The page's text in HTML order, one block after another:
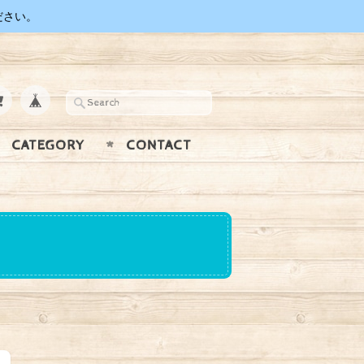
い。
CATEGORY CONTACT